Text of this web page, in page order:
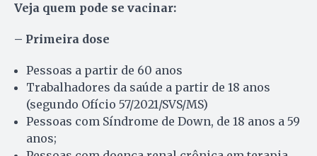
Veja quem pode se vacinar:
– Primeira dose
Pessoas a partir de 60 anos
Trabalhadores da saúde a partir de 18 anos
(segundo Ofício 57/2021/SVS/MS)
Pessoas com Síndrome de Down, de 18 anos a 59
anos;